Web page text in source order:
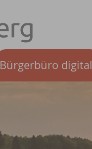
Bürgerbüro digital